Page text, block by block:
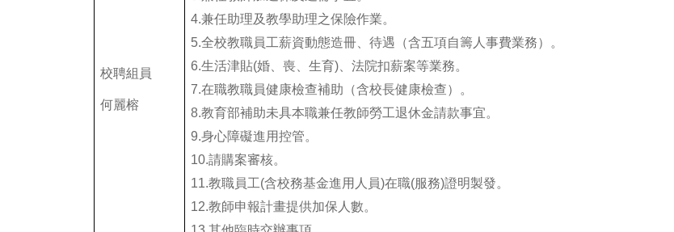
校聘組員
何麗榕
4.兼任助理及教學助理之保險作業。
5.全校教職員工薪資動態造冊、待遇（含五項自籌人事費業務）。
6.生活津貼(婚、喪、生育)、法院扣薪案等業務。
7.在職教職員健康檢查補助（含校長健康檢查）。
8.教育部補助未具本職兼任教師勞工退休金請款事宜。
9.身心障礙進用控管。
10.請購案審核。
11.教職員工(含校務基金進用人員)在職(服務)證明製發。
12.教師申報計畫提供加保人數。